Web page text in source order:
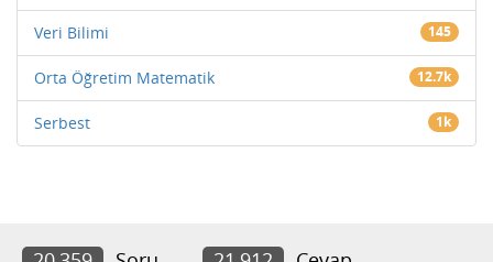
Veri Bilimi 145
Orta Öğretim Matematik 12.7k
Serbest 1k